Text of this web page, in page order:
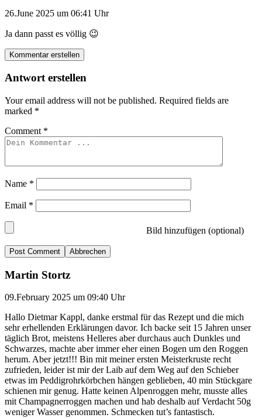
26.June 2025 um 06:41 Uhr
Ja dann passt es völlig 😉
Kommentar erstellen
Antwort erstellen
Your email address will not be published. Required fields are
marked *
Comment *
Name *
Email *
Bild hinzufügen (optional)
Abbrechen
Martin Stortz
09.February 2025 um 09:40 Uhr
Hallo Dietmar Kappl, danke erstmal für das Rezept und die mich
sehr erhellenden Erklärungen davor. Ich backe seit 15 Jahren unser
täglich Brot, meistens Helleres aber durchaus auch Dunkles und
Schwarzes, machte aber immer eher einen Bogen um den Roggen
herum. Aber jetzt!!! Bin mit meiner ersten Meisterkruste recht
zufrieden, leider ist mir der Laib auf dem Weg auf den Schieber
etwas im Peddigrohrkörbchen hängen geblieben, 40 min Stückgare
schienen mir genug. Hatte keinen Alpenroggen mehr, musste alles
mit Champagnerroggen machen und hab deshalb auf Verdacht 50g
weniger Wasser genommen. Schmecken tut’s fantastisch.